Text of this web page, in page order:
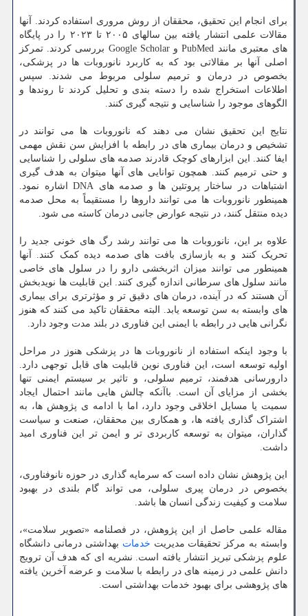
برای انجام این تحقیق، محققان از روش مروری استفاده کردند. آنها
مقالات علمی انتشار یافته بین سالهای ۲۰۰۵ تا ۲۰۲۳ را در پایگاه
های معتبری مانند PubMed و Google Scholar بررسی کردند. تمرکز
اصلی آنها بر مقالاتی بود که به کاربرد نانوروبات ها در پزشکی،
بخصوص در درمان و ترمیم سلولی مربوط می شدند. سپس
اطلاعات استخراج شده را دسته بندی و تحلیل کردند تا روندها و
الگوهای موجود را شناسایی و نتیجه گیری کنند.
نتایج این تحقیق نشان می دهند که نانوروبات ها می توانند در
تشخیص و درمان بیماری های در رابطه با افزایش سن نقش مهمی
ایفا کنند. این ابزارهای کوچک قادرند صدمه های سلولی را شناسایی
و حتی ترمیم کنند. همچون توانایی های آنها میتوان به هدف گیری
اشتباهات در ساختار پروتئین ها و صدمه های DNA اشاره نمود.
همینطور نانوروبات ها می توانند داروها را مستقیماً به محل صدمه
دیده منتقل کنند، در نتیجه عوارض جانبی درمان کاسته می شود.
علاوه بر این، نانوروبات ها می توانند رشد رگ های خونی جدید را
تحریک کنند و به بازسازی بافت های صدمه دیده کمک کنند. آنها
همینطور می توانند میزان اثربخشی دارو را در سلول های خاصی
مانند سلول های سرطانی اندازه گیری کنند. این قابلیت ها نویدبخش
آن هستند که در آینده، درمان های دقیق تر و مؤثرتری برای بیماری
های وابسته به سن توسعه یابد. البته محققان تاکید می کنند که هنوز
نگرانی هایی در رابطه با ایمنی این فناوری در بلند مدت وجود دارد.
با وجود اینکه استفاده از نانوروبات ها در پزشکی هنوز در مراحل
اولیه توسعه است، این فناوری نوین قابلیت های قابل توجهی دارد.
دارورسانی هدفمند، ترمیم سلولی، و تاثیر بر سیستم ایمنی تنها
بخشی از مزایای آن است. باآنکه چالش هایی مانند احتمال ایجاد
سمیت یا مسایل اخلاقی وجود دارد، اما با ادامه ی پژوهش ها، به
اشتراک گذاری یافته ها، و همکاری بین محققان، صنعت و سیاست
گذاران، میتوان به توسعه کاربردی تر و ایمن تر این فناوری امید
داشت.
این پژوهش نشان داده است که سرمایه گذاری در حوزه نانوفناوری،
بخصوص در درمان پیری سلولی، می تواند گام بلندی در بهبود
سلامت و کیفیت زندگی انسان ها باشد.
مقاله علمی حاصل از این پژوهش، در فصلنامه «تصویر سلامت»،
وابسته به مرکز تحقیقات مدیریت خدمات بهداشتی درمانی دانشگاه
علوم پزشکی تبریز انتشار یافته است. نشریه ای که هدف آن ترویج
دانش علمی در زمینه های در رابطه با سلامت و عرضه آخرین یافته
های پژوهشی برای بهبود خدمات بهداشتی است.